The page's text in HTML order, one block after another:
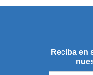
Reciba en